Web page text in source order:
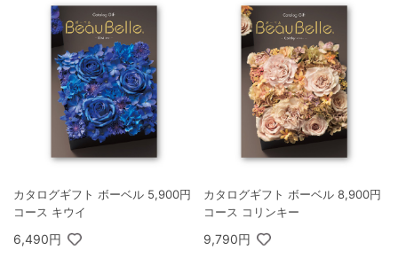
カタログギフト ボーベル 5,900円
コース キウイ
6,490円
カタログギフト ボーベル 8,900円
コース コリンキー
9,790円